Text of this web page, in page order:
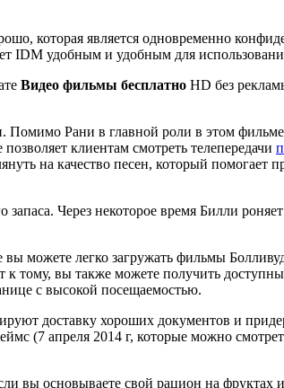
которая является одновременно
IDM удобным и удобным для
Видео фильмы бесплатно HD без
Помимо Рани в главной роли в этом
клиентам смотреть телепередачи
на качество песен, который помогает
Через некоторое время Билли
вы можете легко загружать фильмы
тому, вы также можете получить
с высокой посещаемостью.
доставку хороших документов и
(7 апреля 2014 г, которые можно
вы основываете свой рацион на